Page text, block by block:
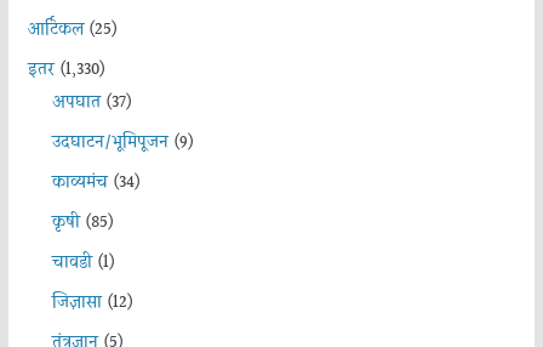
आर्टिकल(25)
इतर(1,330)
अपघात(37)
उदघाटन/भूमिपूजन(9)
काव्यमंच(34)
कृषी(85)
चावडी(1)
जिज्ञासा(12)